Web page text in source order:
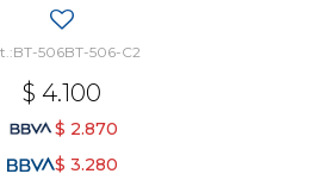
BT-506BT-506-C2
$ 4.100
$ 2.870
$ 3.280